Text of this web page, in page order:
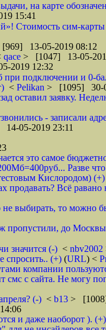
на карте
15:41
Стоимость сим-
13-05-2019 08:12
qace > [1047] 13-05-
2019 12:32
при подключении и 0-
< Pelikan > [1095] 30-
оставил заявку.
- записали
05-2019 23:11
это самое
Разве
Кислородом) (+)
Всё равано
выбирать, то можно
пропустили, до
значится (-) < nbv2002
спросить.. (+) (URL) <
компании
с сайта. Не могу
(-) < b13 >
и даже наоборот ). (+)